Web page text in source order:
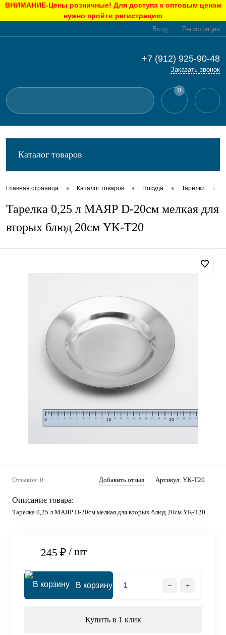
ВНИМАНИЕ-Цены розничные! Для доступа к оптовым ценам
нужно пройти регистрацию
Вход Регистрация
+7 (912) 925-90-48
Заказать звонок
0
Каталог товаров
Главная страница • Каталог товаров • Посуда • Тарелки •
Тарелка 0,25 л МАЯР D-20см мелкая для
вторых блюд 20см YK-T20
Отзывов: 0 Добавить отзыв Артикул: YK-T20
Описание товара:
Тарелка 0,25 л МАЯР D-20см мелкая для вторых блюд 20см YK-T20
245 ₽ / шт
В корзину
Купить в 1 клик